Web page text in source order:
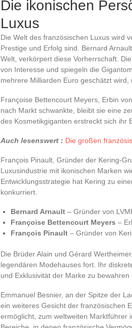
Die ikonischen
Luxus
Die Welt des französischen Luxus wird
Prestige und Erfolg sind. Bernard
Welt, verkörpert diese Vorherrschaft.
von Interesse und spiegeln die
mehrere Milliarden Euro geschätzt
Françoise Bettencourt Meyers, Erbin
nach Markt schwankte, bleibt sie eine
des Kosmetikgiganten erstreckt sich ihr
Auch lesenswert : Die großen
François Pinault, Gründer der Kering-
Luxusindustrie mit ikonischen Marken
Entwicklungsstrategie hat Kering zu
konkurriert.
Bernard Arnault – Gründer von
Françoise Bettencourt Meyers –
François Pinault – Gründer von
Die Brüder Alain und Gérard
legendären Modehauses fort. Ihr
und Exklusivität der Marke zu
Emmanuel Besnier, an der Spitze der
ein weiteres Gesicht der französischen
ermöglicht, zum weltweiten Marktführer